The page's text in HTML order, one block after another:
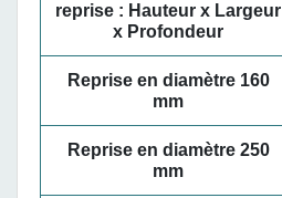
reprise : Hauteur x Largeur
x Profondeur
Reprise en diamètre 160
mm
Reprise en diamètre 250
mm